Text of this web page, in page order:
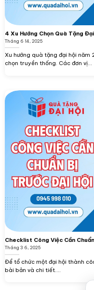
4 Xu Hướng Chọn Quà Tặng
Tháng 6 14, 2025
Xu hướng quà tặng đại hội
chọn truyền thống. Các đơn vị...
Checklist Công Việc Cần
Tháng 3 6, 2025
Để tổ chức một đại hội thành
bài bản và chi tiết....